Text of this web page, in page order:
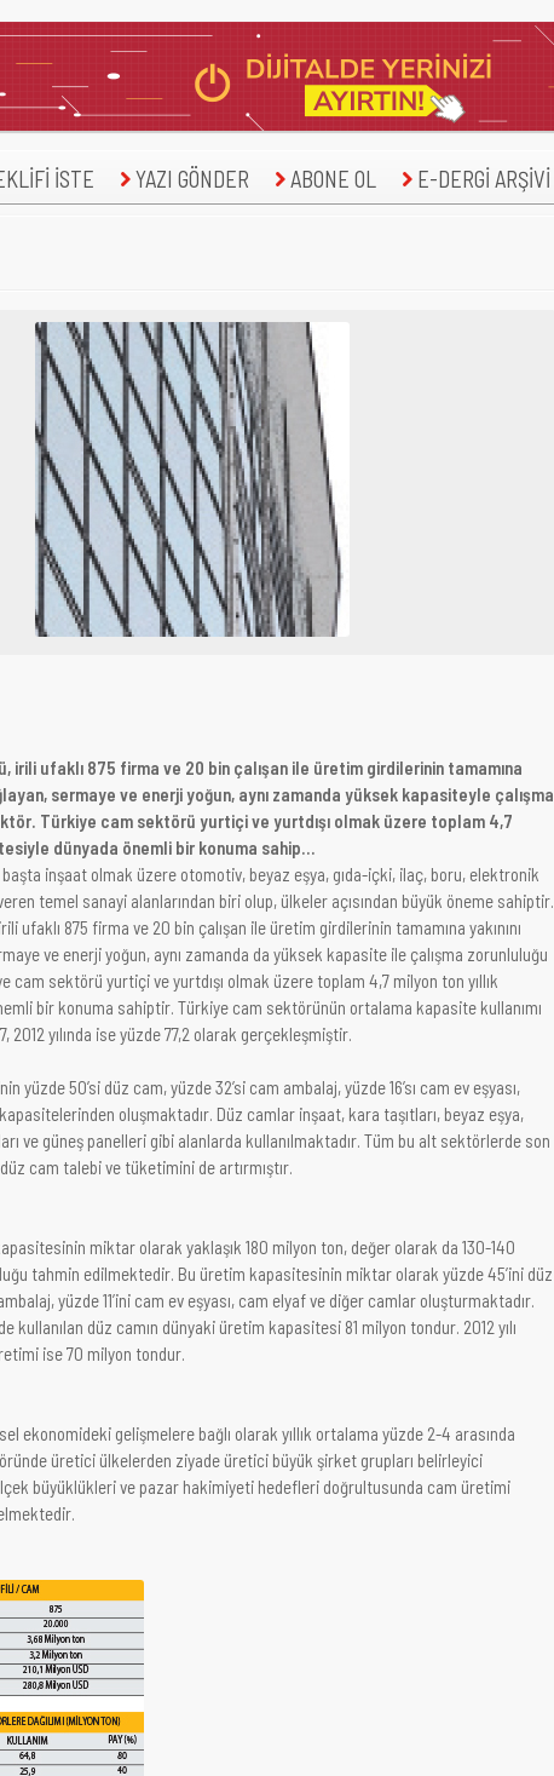
İSTE YAZI GÖNDER ABONE OL E-DERGİ ARŞİVİ
irili ufaklı 875 firma ve 20 bin çalışan ile üretim girdilerinin tamamına
sermaye ve enerji yoğun, aynı zamanda yüksek kapasiteyle çalışma
Türkiye cam sektörü yurtiçi ve yurtdışı olmak üzere toplam 4,7
dünyada önemli bir konuma sahip...
inşaat olmak üzere otomotiv, beyaz eşya, gıda-içki, ilaç, boru, elektronik
temel sanayi alanlarından biri olup, ülkeler açısından büyük öneme sahiptir.
ufaklı 875 firma ve 20 bin çalışan ile üretim girdilerinin tamamına yakınını
ve enerji yoğun, aynı zamanda da yüksek kapasite ile çalışma zorunluluğu
cam sektörü yurtiçi ve yurtdışı olmak üzere toplam 4,7 milyon ton yıllık
bir konuma sahiptir. Türkiye cam sektörünün ortalama kapasite kullanımı
2012 yılında ise yüzde 77,2 olarak gerçekleşmiştir.
yüzde 50’si düz cam, yüzde 32’si cam ambalaj, yüzde 16’sı cam ev eşyası,
oluşmaktadır. Düz camlar inşaat, kara taşıtları, beyaz eşya,
ve güneş panelleri gibi alanlarda kullanılmaktadır. Tüm bu alt sektörlerde son
cam talebi ve tüketimini de artırmıştır.
miktar olarak yaklaşık 180 milyon ton, değer olarak da 130-140
tahmin edilmektedir. Bu üretim kapasitesinin miktar olarak yüzde 45’ini düz
yüzde 11’ini cam ev eşyası, cam elyaf ve diğer camlar oluşturmaktadır.
kullanılan düz camın dünyaki üretim kapasitesi 81 milyon tondur. 2012 yılı
ise 70 milyon tondur.
ekonomideki gelişmelere bağlı olarak yıllık ortalama yüzde 2-4 arasında
üretici ülkelerden ziyade üretici büyük şirket grupları belirleyici
büyüklükleri ve pazar hakimiyeti hedefleri doğrultusunda cam üretimi